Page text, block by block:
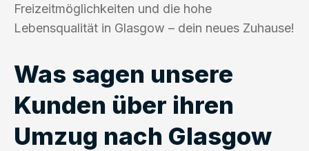
Freizeitmöglichkeiten und die hohe
Lebensqualität in Glasgow – dein neues Zuhause!
Was sagen unsere
Kunden über ihren
Umzug nach Glasgow